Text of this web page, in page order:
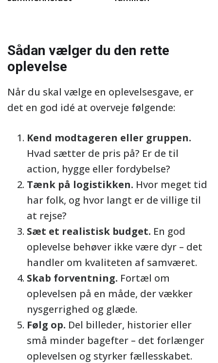
Sådan vælger du den rette
oplevelse
Når du skal vælge en oplevelsesgave, er
det en god idé at overveje følgende:
Kend modtageren eller gruppen.
Hvad sætter de pris på? Er de til
action, hygge eller fordybelse?
Tænk på logistikken. Hvor meget tid
har folk, og hvor langt er de villige til
at rejse?
Sæt et realistisk budget. En god
oplevelse behøver ikke være dyr – det
handler om kvaliteten af samværet.
Skab forventning. Fortæl om
oplevelsen på en måde, der vækker
nysgerrighed og glæde.
Følg op. Del billeder, historier eller
små minder bagefter – det forlænger
oplevelsen og styrker fællesskabet.